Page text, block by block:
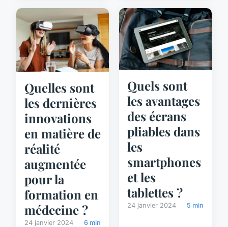
Quelles sont
les dernières
innovations
en matière de
réalité
augmentée
pour la
formation en
médecine ?
24 janvier 2024 6 min
Quels sont
les avantages
des écrans
pliables dans
les
smartphones
et les
tablettes ?
24 janvier 2024 5 min